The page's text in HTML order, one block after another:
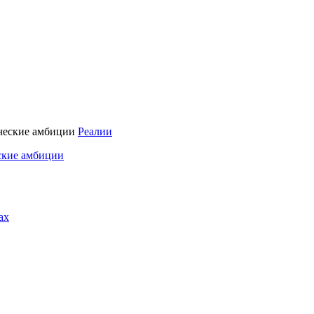
Реалии
амбиции